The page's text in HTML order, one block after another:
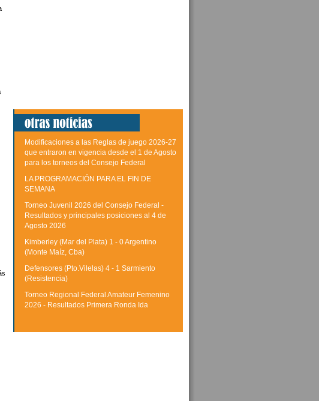
Modificaciones a las Reglas de juego 2026-27
que entraron en vigencia desde el 1 de Agosto
para los torneos del Consejo Federal
LA PROGRAMACIÓN PARA EL FIN DE
SEMANA
Torneo Juvenil 2026 del Consejo Federal -
Resultados y principales posiciones al 4 de
Agosto 2026
Kimberley (Mar del Plata) 1 - 0 Argentino
(Monte Maíz, Cba)
Defensores (Pto.Vilelas) 4 - 1 Sarmiento
(Resistencia)
Torneo Regional Federal Amateur Femenino
2026 - Resultados Primera Ronda Ida